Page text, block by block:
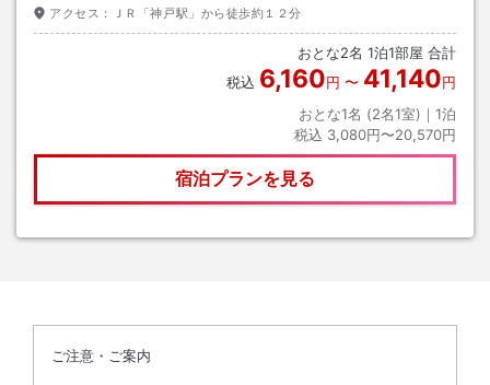
アクセス： ＪＲ「神戸駅」から徒歩約１２分
おとな2名 1泊1部屋 合計
税込 6,160円 〜 41,140円
おとな1名 (2名1室)｜ 1泊
税込 3,080円〜20,570円
宿泊プランを見る
ご注意・ご案内